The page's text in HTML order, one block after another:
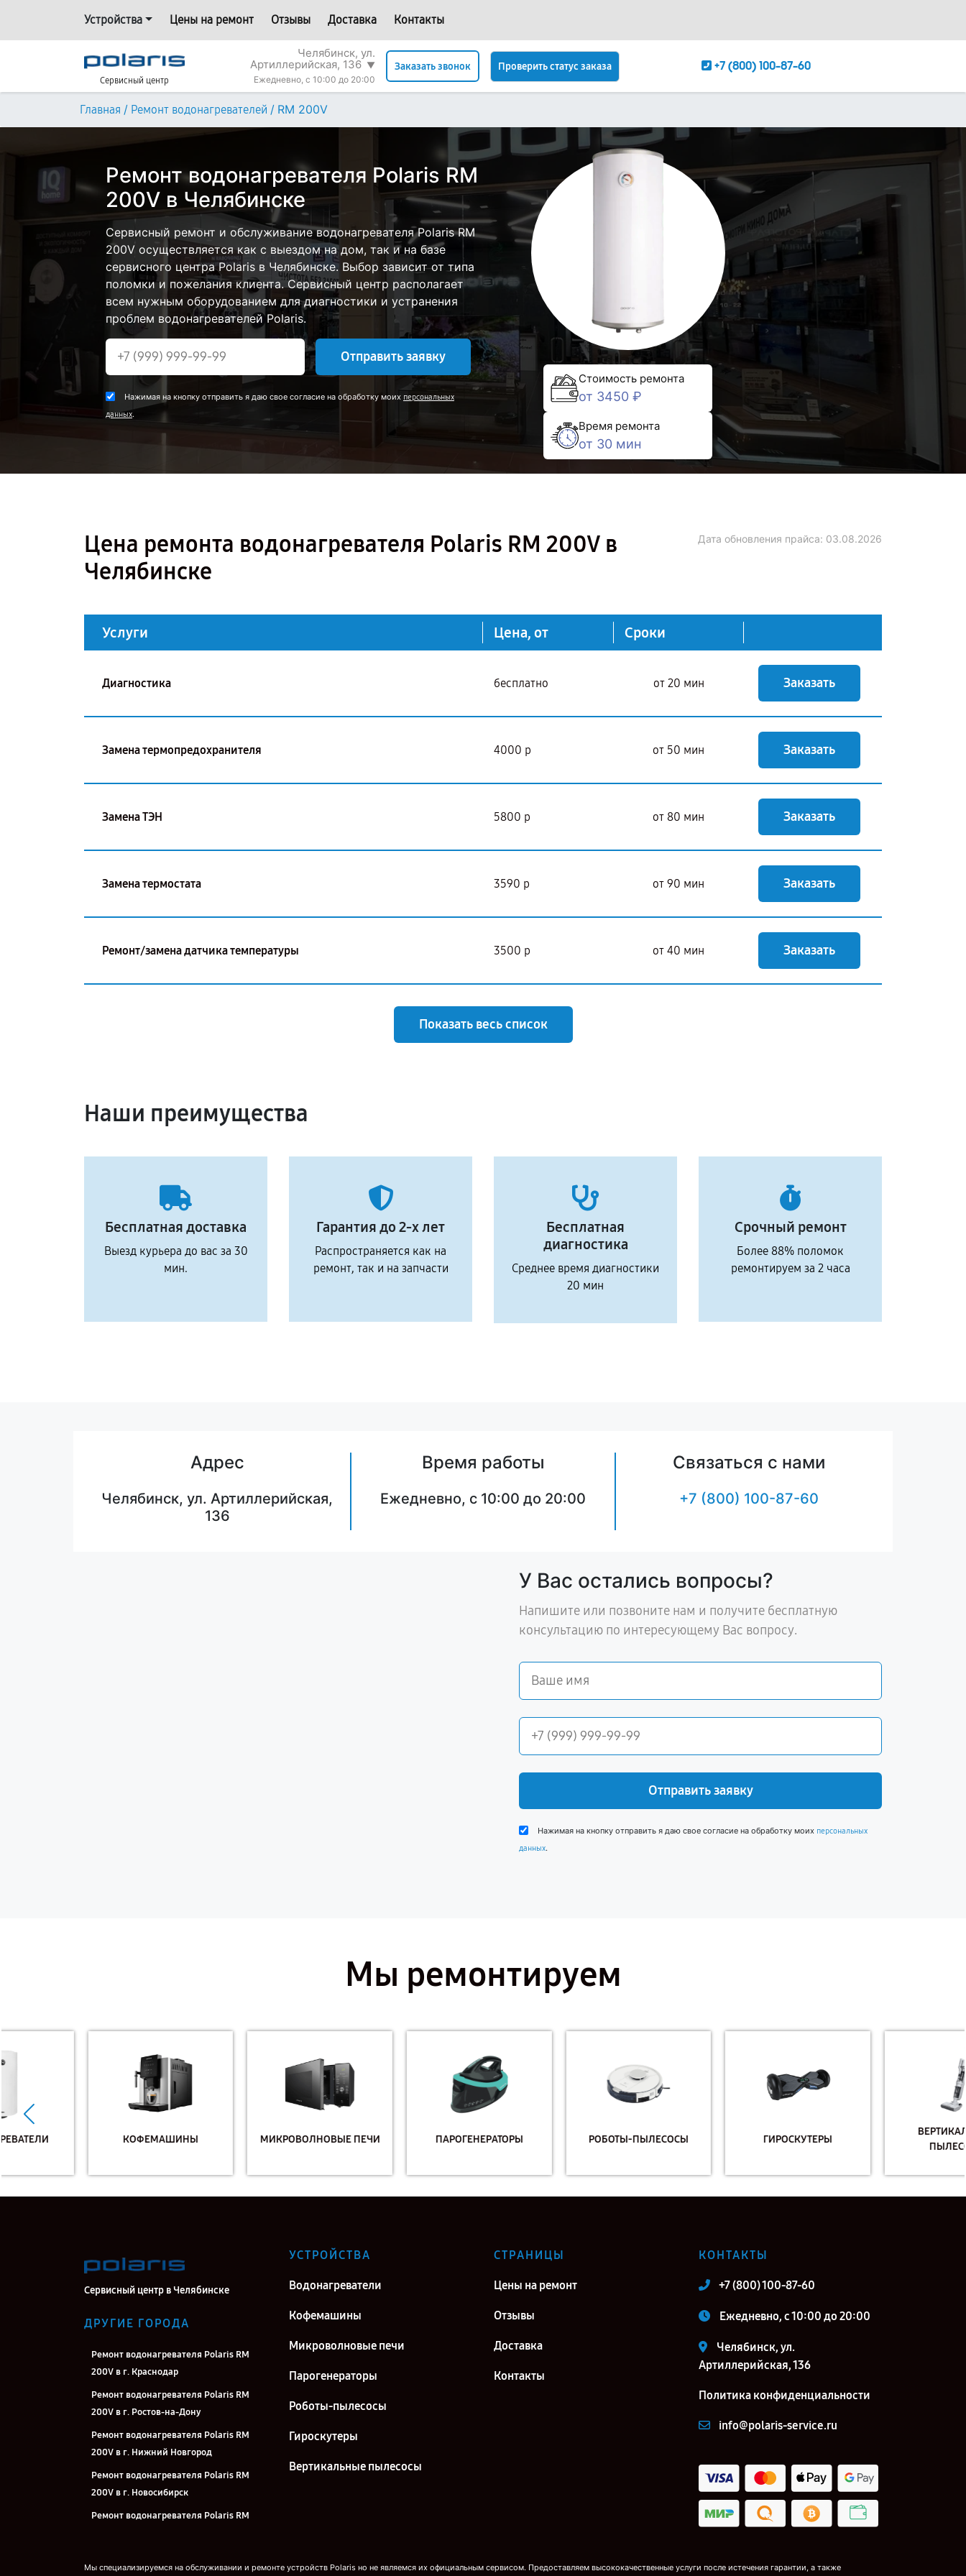
Устройства Цены на ремонт Отзывы Доставка Контакты
Сервисный центр
Челябинск, ул.
Артиллерийская, 136 ▼
Ежедневно, с 10:00 до 20:00
Заказать звонок Проверить статус заказа +7 (800) 100-87-60
Главная / Ремонт водонагревателей / RM 200V
Ремонт водонагревателя Polaris RM
200V в Челябинске
Сервисный ремонт и обслуживание водонагревателя Polaris RM
200V осуществляется как с выездом на дом, так и на базе
сервисного центра Polaris в Челябинске. Выбор зависит от типа
поломки и пожелания клиента. Сервисный центр располагает
всем нужным оборудованием для диагностики и устранения
проблем водонагревателей Polaris.
Отправить заявку
Нажимая на кнопку отправить я даю свое согласие на обработку моих персональных
данных.
Стоимость ремонта
от 3450 ₽
Время ремонта
от 30 мин
Цена ремонта водонагревателя Polaris RM 200V в
Челябинске
Дата обновления прайса: 03.08.2026
Услуги Цена, от Сроки
Диагностика бесплатно от 20 мин Заказать
Замена термопредохранителя 4000 р от 50 мин Заказать
Замена ТЭН 5800 р от 80 мин Заказать
Замена термостата 3590 р от 90 мин Заказать
Ремонт/замена датчика температуры 3500 р от 40 мин Заказать
Показать весь список
Наши преимущества
Бесплатная доставка
Выезд курьера до вас за 30
мин.
Гарантия до 2-х лет
Распространяется как на
ремонт, так и на запчасти
Бесплатная
диагностика
Среднее время диагностики
20 мин
Срочный ремонт
Более 88% поломок
ремонтируем за 2 часа
Адрес
Челябинск, ул. Артиллерийская,
136
Время работы
Ежедневно, с 10:00 до 20:00
Связаться с нами
+7 (800) 100-87-60
У Вас остались вопросы?
Напишите или позвоните нам и получите бесплатную
консультацию по интересующему Вас вопросу.
Отправить заявку
Нажимая на кнопку отправить я даю свое согласие на обработку моих персональных
данных.
Мы ремонтируем
КОФЕМАШИНЫ МИКРОВОЛНОВЫЕ ПЕЧИ ПАРОГЕНЕРАТОРЫ РОБОТЫ-ПЫЛЕСОСЫ ГИРОСКУТЕРЫ
ВЕРТИКАЛЬНЫЕ
Сервисный центр в Челябинске
ДРУГИЕ ГОРОДА
Ремонт водонагревателя Polaris RM
200V в г. Краснодар
Ремонт водонагревателя Polaris RM
200V в г. Ростов-на-Дону
Ремонт водонагревателя Polaris RM
200V в г. Нижний Новгород
Ремонт водонагревателя Polaris RM
200V в г. Новосибирск
Ремонт водонагревателя Polaris RM
200V в г. Казань
УСТРОЙСТВА
Водонагреватели
Кофемашины
Микроволновые печи
Парогенераторы
Роботы-пылесосы
Гироскутеры
Вертикальные пылесосы
СТРАНИЦЫ
Цены на ремонт
Отзывы
Доставка
Контакты
КОНТАКТЫ
+7 (800) 100-87-60
Ежедневно, с 10:00 до 20:00
Челябинск, ул.
Артиллерийская, 136
Политика конфиденциальности
info@polaris-service.ru
Мы специализируемся на обслуживании и ремонте устройств Polaris но не являемся их официальным сервисом. Предоставляем высококачественные услуги после истечения гарантии, а также